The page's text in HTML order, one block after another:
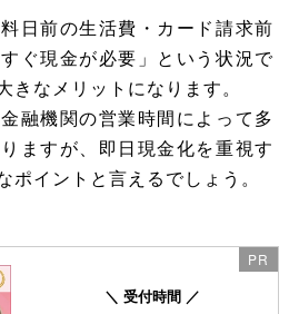
日前の生活費・カード請求前
ぐ現金が必要」という状況で
なメリットになります。
融機関の営業時間によって多
ますが、即日現金化を重視す
ポイントと言えるでしょう。
＼ 受付時間 ／